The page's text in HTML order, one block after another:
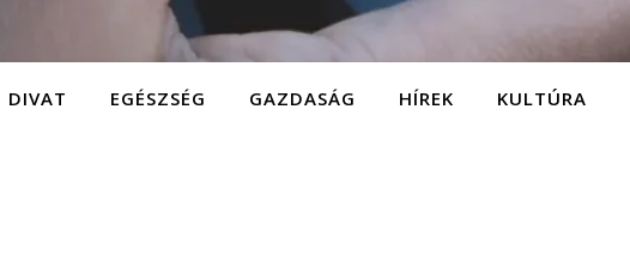
DIVAT EGÉSZSÉG GAZDASÁG HÍREK KULTÚRA